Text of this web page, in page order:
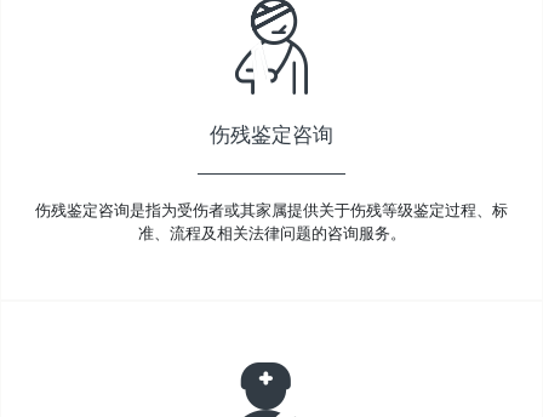
伤残鉴定咨询
伤残鉴定咨询是指为受伤者或其家属提供关于伤残等级鉴定过程、标
准、流程及相关法律问题的咨询服务。